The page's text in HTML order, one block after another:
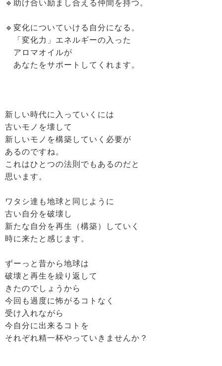
🔹助け合い励まし合える仲間を持つ。
🔹変化についていける自分になる。
「変化力」エネルギーの入った
アロマオイルが
あなたをサポートしてくれます。
新しい時代に入っていくには
古いモノを壊して
新しいモノを構築していく必要が
あるのですね。
これはひとつの法則でもあるのだと
思います。
ワタシ達も地球と同じように
古い自分を破壊し
新たな自分を再生（構築）していく
時に来たと感じます。
ずーっと昔から地球は
破壊と再生を繰り返して
きたのでしょうから
今回も過度に怖がるコトなく
受け入れながら
今自分に出来るコトを
それぞれ精一杯やっていきませんか？